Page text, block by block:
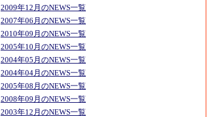
2009年12月のNEWS一覧
2007年06月のNEWS一覧
2010年09月のNEWS一覧
2005年10月のNEWS一覧
2004年05月のNEWS一覧
2004年04月のNEWS一覧
2005年08月のNEWS一覧
2008年09月のNEWS一覧
2003年12月のNEWS一覧